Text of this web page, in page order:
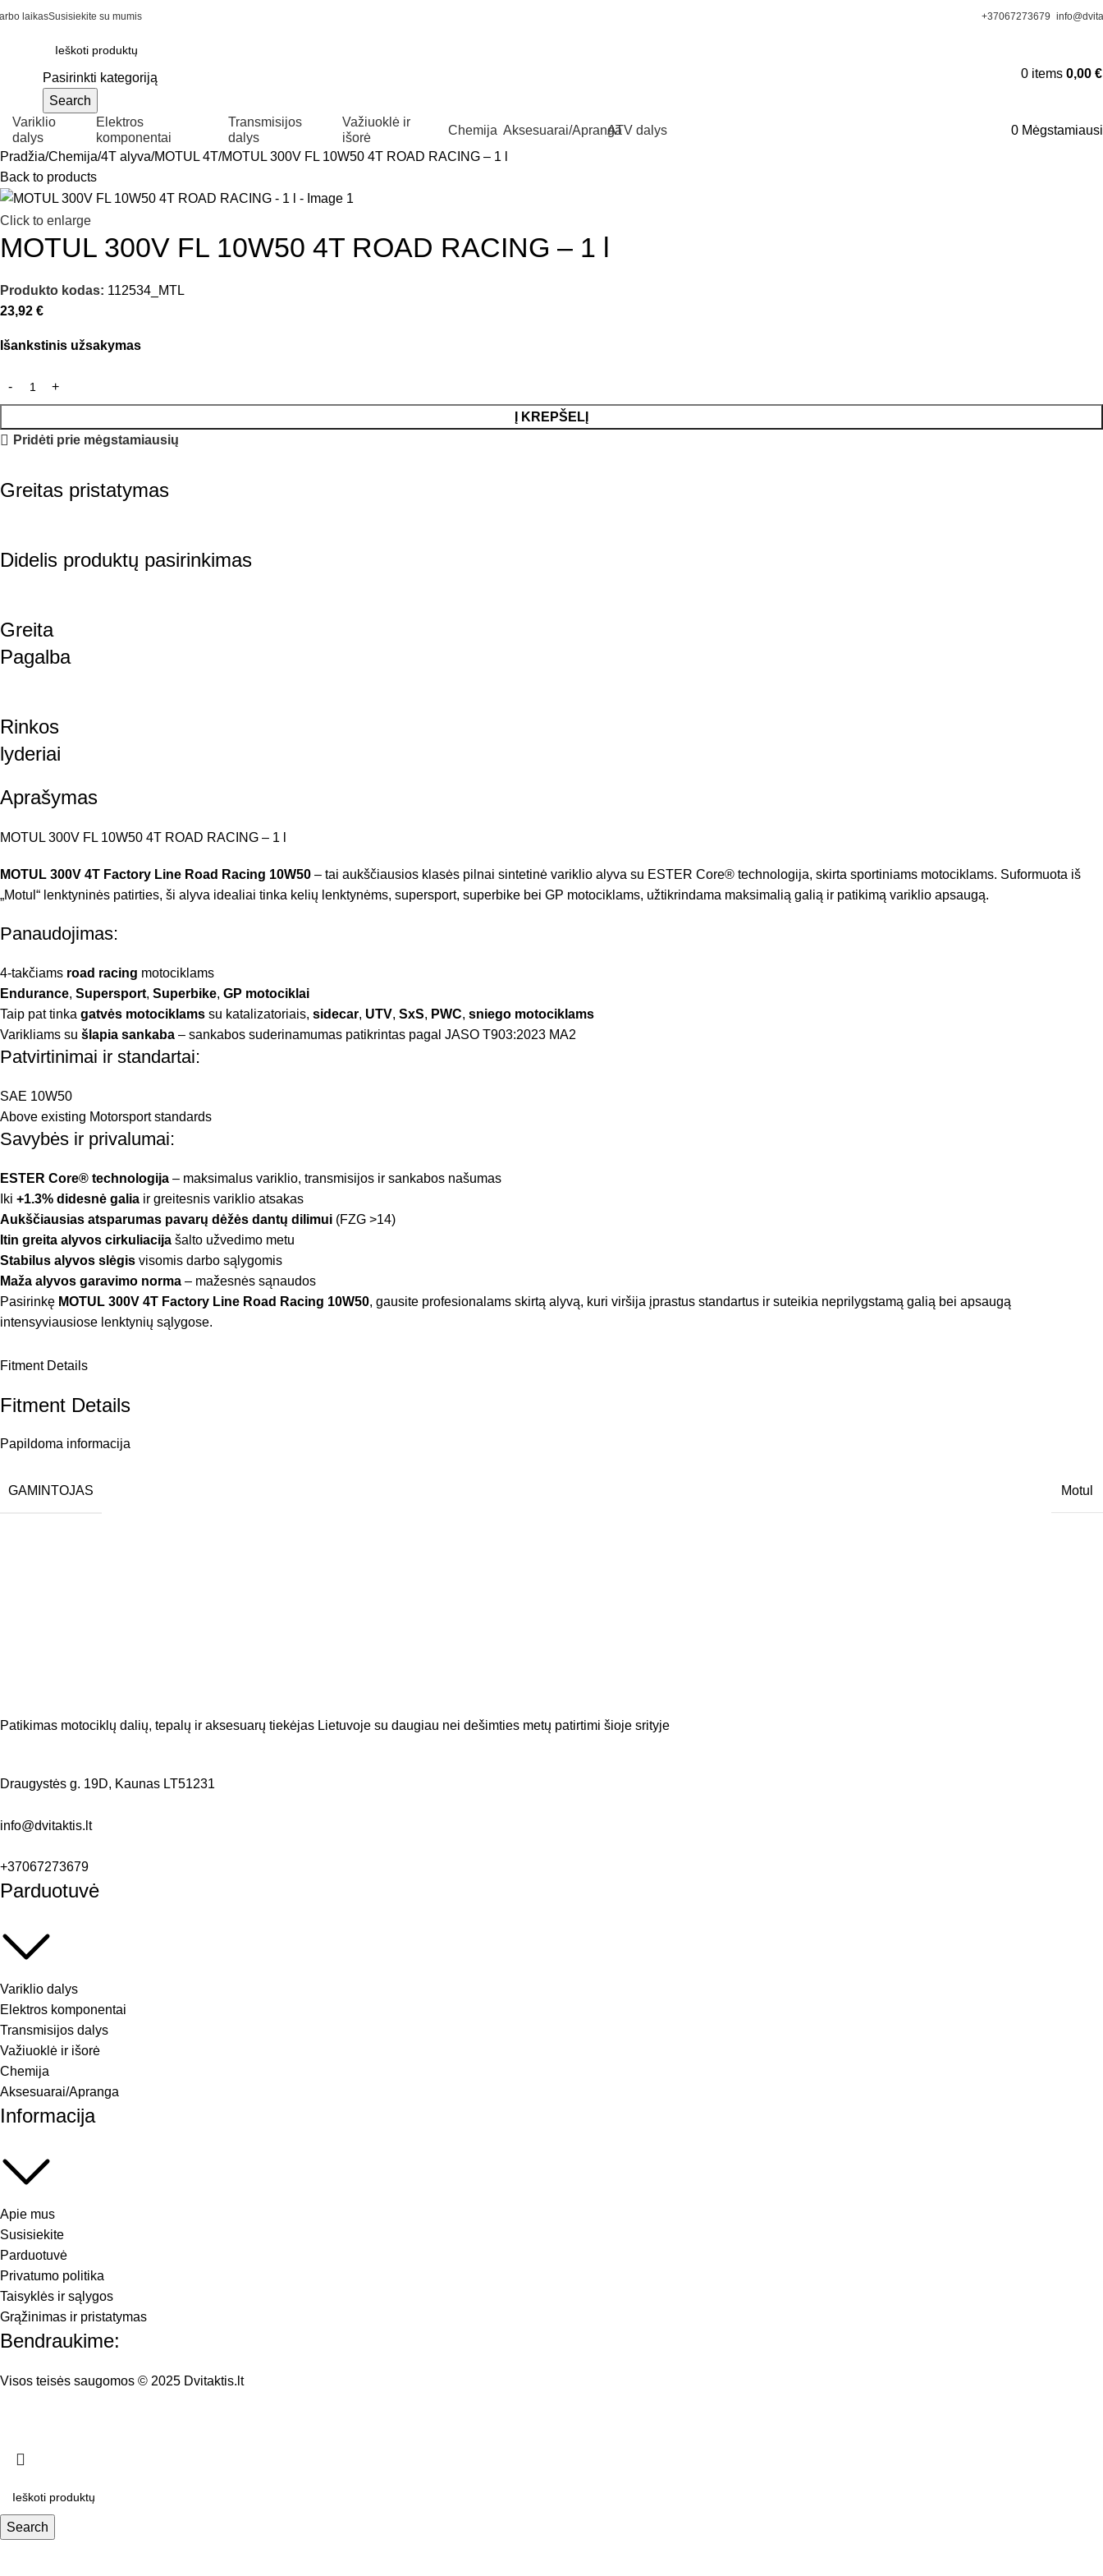
laikasSusisiekite su mumis +37067273679
Pasirinkti kategoriją
Search
0 items 0,00 €
Variklio
dalys
Elektros
komponentai
Transmisijos
dalys
Važiuoklė ir
išorė
Chemija Aksesuarai/AprangaATV dalys 0 Mėgstamiausi
Pradžia Chemija 4T alyva MOTUL 4T MOTUL 300V FL 10W50 4T ROAD RACING – 1 l
Back to products
Click to enlarge
MOTUL 300V FL 10W50 4T ROAD RACING – 1 l
Produkto kodas: 112534_MTL
23,92 €
Išankstinis užsakymas
Į KREPŠELĮ
Pridėti prie mėgstamiausių
Greitas pristatymas
Didelis produktų pasirinkimas
Greita
Pagalba
Rinkos
lyderiai
Aprašymas
MOTUL 300V FL 10W50 4T ROAD RACING – 1 l
MOTUL 300V 4T Factory Line Road Racing 10W50 – tai aukščiausios klasės pilnai sintetinė variklio alyva su ESTER Core® technologija, skirta sportiniams motociklams. Suformuota iš
„Motul“ lenktyninės patirties, ši alyva idealiai tinka kelių lenktynėms, supersport, superbike bei GP motociklams, užtikrindama maksimalią galią ir patikimą variklio apsaugą.
Panaudojimas:
4-takčiams road racing motociklams
Endurance, Supersport, Superbike, GP motociklai
Taip pat tinka gatvės motociklams su katalizatoriais, sidecar, UTV, SxS, PWC, sniego motociklams
Varikliams su šlapia sankaba – sankabos suderinamumas patikrintas pagal JASO T903:2023 MA2
Patvirtinimai ir standartai:
SAE 10W50
Above existing Motorsport standards
Savybės ir privalumai:
ESTER Core® technologija – maksimalus variklio, transmisijos ir sankabos našumas
Iki +1.3% didesnė galia ir greitesnis variklio atsakas
Aukščiausias atsparumas pavarų dėžės dantų dilimui (FZG >14)
Itin greita alyvos cirkuliacija šalto užvedimo metu
Stabilus alyvos slėgis visomis darbo sąlygomis
Maža alyvos garavimo norma – mažesnės sąnaudos
Pasirinkę MOTUL 300V 4T Factory Line Road Racing 10W50, gausite profesionalams skirtą alyvą, kuri viršija įprastus standartus ir suteikia neprilygstamą galią bei apsaugą
intensyviausiose lenktynių sąlygose.
Fitment Details
Fitment Details
Papildoma informacija
GAMINTOJAS Motul
Patikimas motociklų dalių, tepalų ir aksesuarų tiekėjas Lietuvoje su daugiau nei dešimties metų patirtimi šioje srityje
Draugystės g. 19D, Kaunas LT51231
info@dvitaktis.lt
+37067273679
Parduotuvė
Variklio dalys
Elektros komponentai
Transmisijos dalys
Važiuoklė ir išorė
Chemija
Aksesuarai/Apranga
Informacija
Apie mus
Susisiekite
Parduotuvė
Privatumo politika
Taisyklės ir sąlygos
Grąžinimas ir pristatymas
Bendraukime:
Visos teisės saugomos © 2025 Dvitaktis.lt
Search